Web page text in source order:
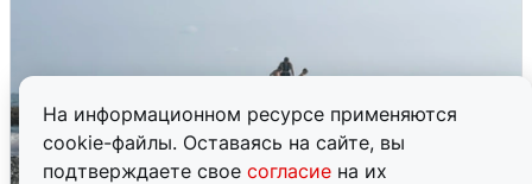
На информационном ресурсе применяются
cookie-файлы. Оставаясь на сайте, вы
подтверждаете свое согласие на их